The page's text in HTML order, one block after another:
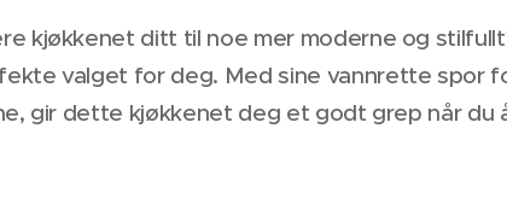
kjøkkenet ditt til noe mer moderne og
valget for deg. Med sine vannrette spor
gir dette kjøkkenet deg et godt grep når du